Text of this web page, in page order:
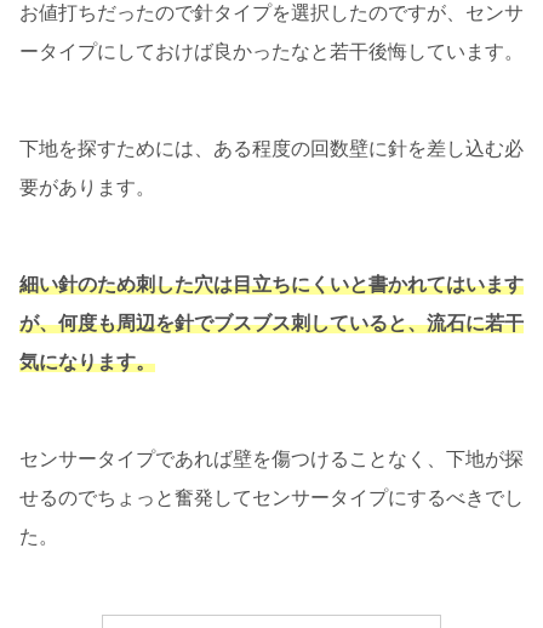
お値打ちだったので針タイプを選択したのですが、センサ
ータイプにしておけば良かったなと若干後悔しています。
下地を探すためには、ある程度の回数壁に針を差し込む必
要があります。
細い針のため刺した穴は目立ちにくいと書かれてはいます
が、何度も周辺を針でブスブス刺していると、流石に若干
気になります。
センサータイプであれば壁を傷つけることなく、下地が探
せるのでちょっと奮発してセンサータイプにするべきでし
た。